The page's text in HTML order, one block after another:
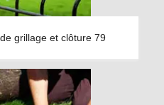
grillage et clôture 79